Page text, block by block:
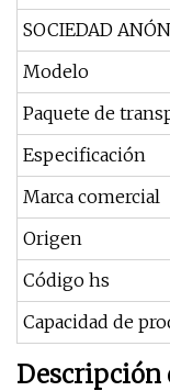
SOCIEDAD
Modelo
Paquete de
Especificación
Marca comercial
Origen
Código hs
Capacidad de
Descripción